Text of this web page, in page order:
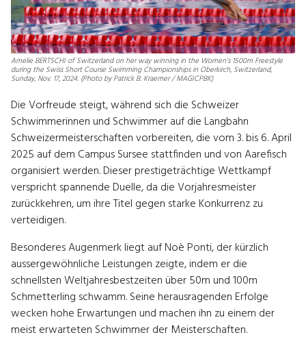
Amelie BERTSCHI of Switzerland on her way winning in the Women’s 1500m Freestyle
during the Swiss Short Course Swimming Championships in Oberkirch, Switzerland,
Sunday, Nov. 17, 2024. (Photo by Patrick B. Kraemer / MAGICPBK)
Die Vorfreude steigt, während sich die Schweizer
Schwimmerinnen und Schwimmer auf die Langbahn
Schweizermeisterschaften vorbereiten, die vom 3. bis 6. April
2025 auf dem Campus Sursee stattfinden und von Aarefisch
organisiert werden. Dieser prestigeträchtige Wettkampf
verspricht spannende Duelle, da die Vorjahresmeister
zurückkehren, um ihre Titel gegen starke Konkurrenz zu
verteidigen.
Besonderes Augenmerk liegt auf Noè Ponti, der kürzlich
aussergewöhnliche Leistungen zeigte, indem er die
schnellsten Weltjahresbestzeiten über 50m und 100m
Schmetterling schwamm. Seine herausragenden Erfolge
wecken hohe Erwartungen und machen ihn zu einem der
meist erwarteten Schwimmer der Meisterschaften.